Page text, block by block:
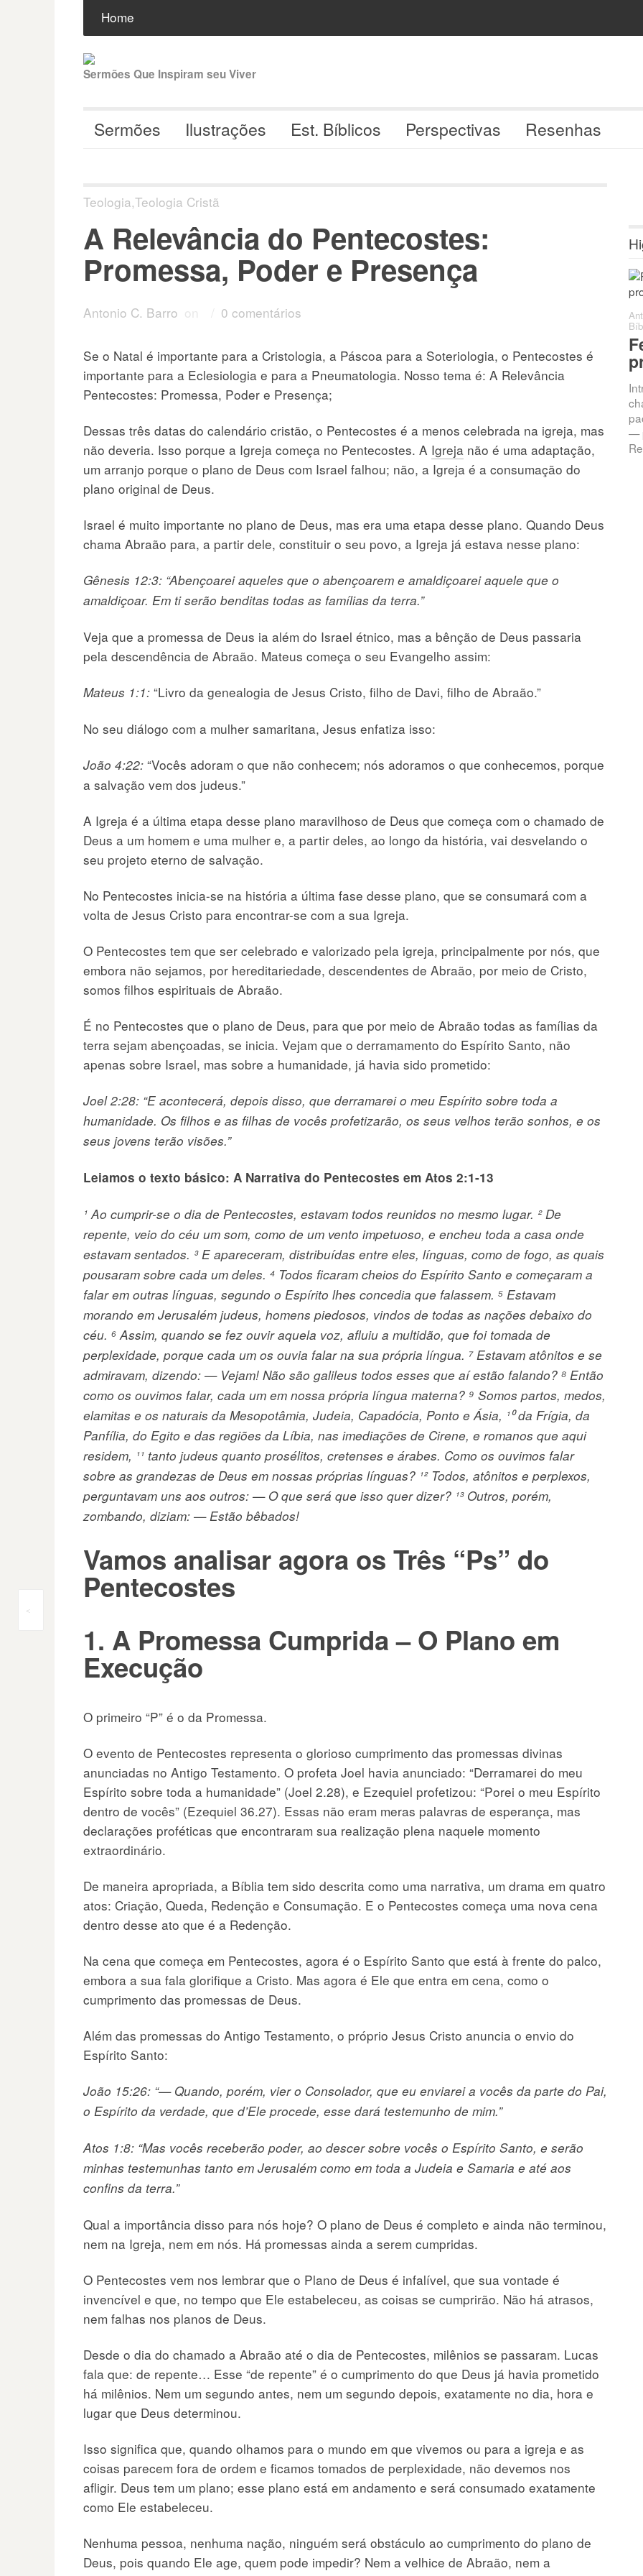
para
conteúdo
Home
Sermões Que Inspiram seu Viver
Sermões Ilustrações Est. Bíblicos Perspectivas Resenhas
Navegação
do
Post
<
Teologia,Teologia Cristã
A Relevância do Pentecostes:
Promessa, Poder e Presença
Antonio C. Barro on 0 comentários
Se o Natal é importante para a Cristologia, a Páscoa para a Soteriologia, o Pentecostes é
importante para a Eclesiologia e para a Pneumatologia. Nosso tema é: A Relevância
Pentecostes: Promessa, Poder e Presença;
Dessas três datas do calendário cristão, o Pentecostes é a menos celebrada na igreja, mas
não deveria. Isso porque a Igreja começa no Pentecostes. A Igreja não é uma adaptação,
um arranjo porque o plano de Deus com Israel falhou; não, a Igreja é a consumação do
plano original de Deus.
Israel é muito importante no plano de Deus, mas era uma etapa desse plano. Quando Deus
chama Abraão para, a partir dele, constituir o seu povo, a Igreja já estava nesse plano:
Gênesis 12:3: “Abençoarei aqueles que o abençoarem e amaldiçoarei aquele que o
amaldiçoar. Em ti serão benditas todas as famílias da terra.”
Veja que a promessa de Deus ia além do Israel étnico, mas a bênção de Deus passaria
pela descendência de Abraão. Mateus começa o seu Evangelho assim:
Mateus 1:1: “Livro da genealogia de Jesus Cristo, filho de Davi, filho de Abraão.”
No seu diálogo com a mulher samaritana, Jesus enfatiza isso:
João 4:22: “Vocês adoram o que não conhecem; nós adoramos o que conhecemos, porque
a salvação vem dos judeus.”
A Igreja é a última etapa desse plano maravilhoso de Deus que começa com o chamado de
Deus a um homem e uma mulher e, a partir deles, ao longo da história, vai desvelando o
seu projeto eterno de salvação.
No Pentecostes inicia-se na história a última fase desse plano, que se consumará com a
volta de Jesus Cristo para encontrar-se com a sua Igreja.
O Pentecostes tem que ser celebrado e valorizado pela igreja, principalmente por nós, que
embora não sejamos, por hereditariedade, descendentes de Abraão, por meio de Cristo,
somos filhos espirituais de Abraão.
É no Pentecostes que o plano de Deus, para que por meio de Abraão todas as famílias da
terra sejam abençoadas, se inicia. Vejam que o derramamento do Espírito Santo, não
apenas sobre Israel, mas sobre a humanidade, já havia sido prometido:
Joel 2:28: “E acontecerá, depois disso, que derramarei o meu Espírito sobre toda a
humanidade. Os filhos e as filhas de vocês profetizarão, os seus velhos terão sonhos, e os
seus jovens terão visões.”
Leiamos o texto básico: A Narrativa do Pentecostes em Atos 2:1-13
¹ Ao cumprir-se o dia de Pentecostes, estavam todos reunidos no mesmo lugar. ² De
repente, veio do céu um som, como de um vento impetuoso, e encheu toda a casa onde
estavam sentados. ³ E apareceram, distribuídas entre eles, línguas, como de fogo, as quais
pousaram sobre cada um deles. ⁴ Todos ficaram cheios do Espírito Santo e começaram a
falar em outras línguas, segundo o Espírito lhes concedia que falassem. ⁵ Estavam
morando em Jerusalém judeus, homens piedosos, vindos de todas as nações debaixo do
céu. ⁶ Assim, quando se fez ouvir aquela voz, afluiu a multidão, que foi tomada de
perplexidade, porque cada um os ouvia falar na sua própria língua. ⁷ Estavam atônitos e se
admiravam, dizendo: — Vejam! Não são galileus todos esses que aí estão falando? ⁸ Então
como os ouvimos falar, cada um em nossa própria língua materna? ⁹ Somos partos, medos,
elamitas e os naturais da Mesopotâmia, Judeia, Capadócia, Ponto e Ásia, ¹⁰ da Frígia, da
Panfília, do Egito e das regiões da Líbia, nas imediações de Cirene, e romanos que aqui
residem, ¹¹ tanto judeus quanto prosélitos, cretenses e árabes. Como os ouvimos falar
sobre as grandezas de Deus em nossas próprias línguas? ¹² Todos, atônitos e perplexos,
perguntavam uns aos outros: — O que será que isso quer dizer? ¹³ Outros, porém,
zombando, diziam: — Estão bêbados!
Vamos analisar agora os Três “Ps” do
Pentecostes
1. A Promessa Cumprida – O Plano em
Execução
O primeiro “P” é o da Promessa.
O evento de Pentecostes representa o glorioso cumprimento das promessas divinas
anunciadas no Antigo Testamento. O profeta Joel havia anunciado: “Derramarei do meu
Espírito sobre toda a humanidade” (Joel 2.28), e Ezequiel profetizou: “Porei o meu Espírito
dentro de vocês” (Ezequiel 36.27). Essas não eram meras palavras de esperança, mas
declarações proféticas que encontraram sua realização plena naquele momento
extraordinário.
De maneira apropriada, a Bíblia tem sido descrita como uma narrativa, um drama em quatro
atos: Criação, Queda, Redenção e Consumação. E o Pentecostes começa uma nova cena
dentro desse ato que é a Redenção.
Na cena que começa em Pentecostes, agora é o Espírito Santo que está à frente do palco,
embora a sua fala glorifique a Cristo. Mas agora é Ele que entra em cena, como o
cumprimento das promessas de Deus.
Além das promessas do Antigo Testamento, o próprio Jesus Cristo anuncia o envio do
Espírito Santo:
João 15:26: “— Quando, porém, vier o Consolador, que eu enviarei a vocês da parte do Pai,
o Espírito da verdade, que d’Ele procede, esse dará testemunho de mim.”
Atos 1:8: “Mas vocês receberão poder, ao descer sobre vocês o Espírito Santo, e serão
minhas testemunhas tanto em Jerusalém como em toda a Judeia e Samaria e até aos
confins da terra.”
Qual a importância disso para nós hoje? O plano de Deus é completo e ainda não terminou,
nem na Igreja, nem em nós. Há promessas ainda a serem cumpridas.
O Pentecostes vem nos lembrar que o Plano de Deus é infalível, que sua vontade é
invencível e que, no tempo que Ele estabeleceu, as coisas se cumprirão. Não há atrasos,
nem falhas nos planos de Deus.
Desde o dia do chamado a Abraão até o dia de Pentecostes, milênios se passaram. Lucas
fala que: de repente… Esse “de repente” é o cumprimento do que Deus já havia prometido
há milênios. Nem um segundo antes, nem um segundo depois, exatamente no dia, hora e
lugar que Deus determinou.
Isso significa que, quando olhamos para o mundo em que vivemos ou para a igreja e as
coisas parecem fora de ordem e ficamos tomados de perplexidade, não devemos nos
afligir. Deus tem um plano; esse plano está em andamento e será consumado exatamente
como Ele estabeleceu.
Nenhuma pessoa, nenhuma nação, ninguém será obstáculo ao cumprimento do plano de
Deus, pois quando Ele age, quem pode impedir? Nem a velhice de Abraão, nem a
Intimidade: A
Promessa da
mim, e responder-te-ei, e
anunciar-te-ei coisas grandes
e ocultas que não sabes.”
Introdução Vivemos numa
—